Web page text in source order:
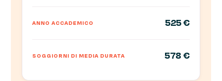
ANNO ACCADEMICO 525 €
SOGGIORNI DI MEDIA DURATA 578 €